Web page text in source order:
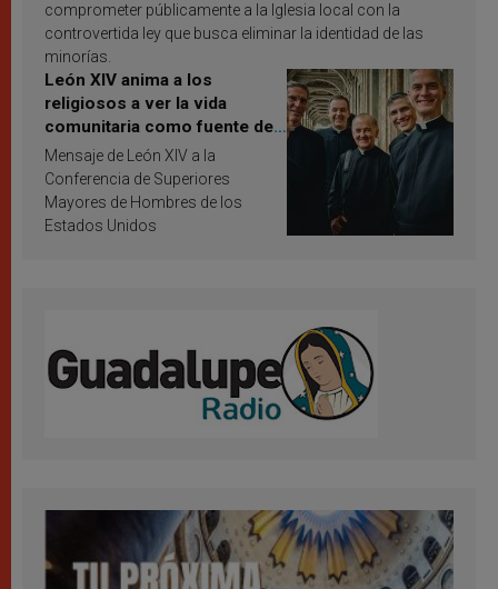
comprometer públicamente a la Iglesia local con la
controvertida ley que busca eliminar la identidad de las
minorías.
León XIV anima a los
religiosos a ver la vida
comunitaria como fuente de
inspiración y santificación
Mensaje de León XIV a la
Conferencia de Superiores
Mayores de Hombres de los
Estados Unidos